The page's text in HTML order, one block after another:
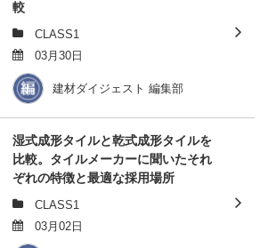
較
CLASS1
03月30日
建材ダイジェスト 編集部
湿式成形タイルと乾式成形タイルを
比較。タイルメーカーに聞いたそれ
ぞれの特徴と最適な採用場所
CLASS1
03月02日